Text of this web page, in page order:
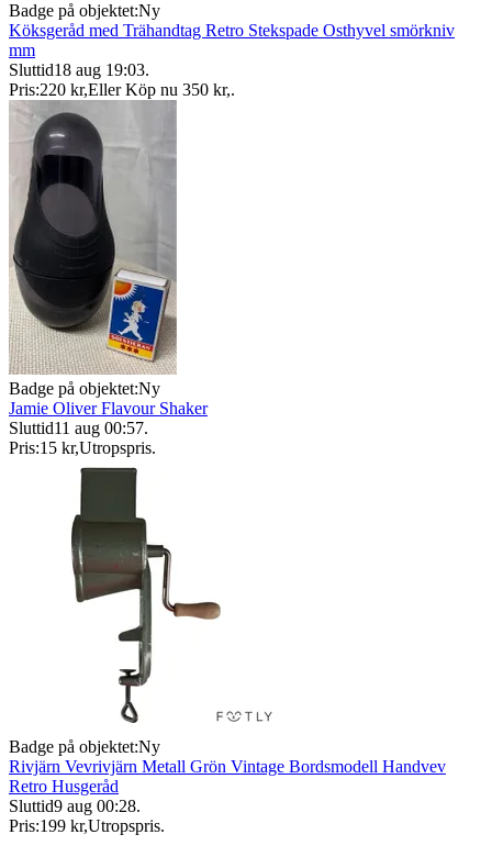
Badge på objektet:Ny
Köksgeråd med Trähandtag Retro Stekspade Osthyvel smörkniv
mm
Sluttid18 aug 19:03.
Pris:220 kr,Eller Köp nu 350 kr,.
Badge på objektet:Ny
Jamie Oliver Flavour Shaker
Sluttid11 aug 00:57.
Pris:15 kr,Utropspris.
Badge på objektet:Ny
Rivjärn Vevrivjärn Metall Grön Vintage Bordsmodell Handvev
Retro Husgeråd
Sluttid9 aug 00:28.
Pris:199 kr,Utropspris.